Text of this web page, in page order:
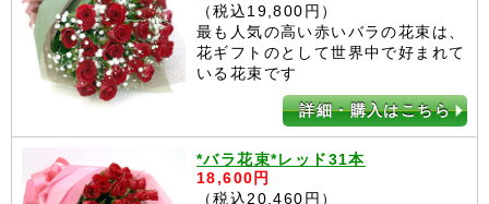
（税込19,800円）
最も人気の高い赤いバラの花束は、
花ギフトのとして世界中で好まれて
いる花束です
詳細・購入はこちら
*バラ花束*レッド31本
18,600円
（税込20,460円）